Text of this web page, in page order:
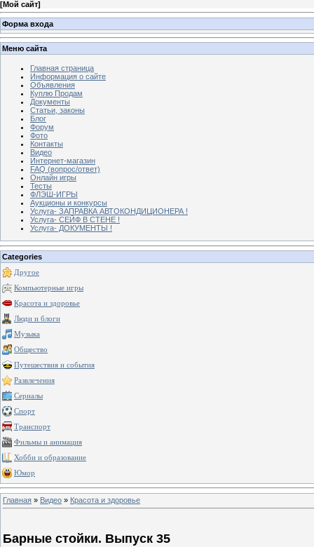
[Мой сайт]
Форма входа
Меню сайта
Главная страница
Информация о сайте
Объявления
Куплю Продам
Документы
Статьи, законы
Блог
Форум
Фото
Контакты
Видео
Интернет-магазин
FAQ (вопрос/ответ)
Онлайн игры
Тесты
ФЛЭШ-ИГРЫ
Аукционы и конкурсы
Услуга- ЗАПРАВКА АВТОКОНДИЦИОНЕРА !
Услуга- СЕЙФ В СТЕНЕ !
Услуга- ДОКУМЕНТЫ !
Categories
Другое
Компьютерные игры
Красота и здоровье
Люди и блоги
Музыка
Общество
Путешествия и события
Развлечения
Сериалы
Спорт
Транспорт
Фильмы и анимация
Хобби и образование
Юмор
Главная » Видео » Красота и здоровье
Барные стойки. Выпуск 35